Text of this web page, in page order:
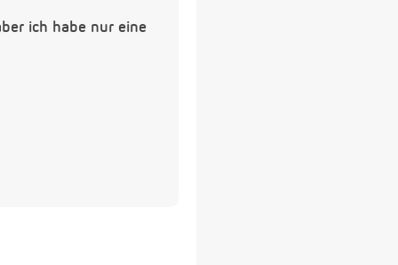
ich habe nur eine